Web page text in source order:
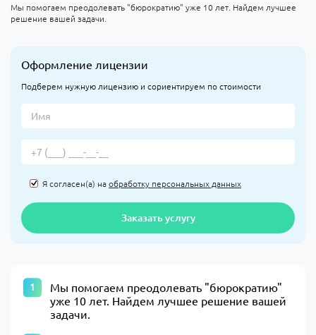
Мы помогаем преодолевать "бюрократию" уже 10 лет. Найдем лучшее
решение вашей задачи.
Оформление лицензии
Подберем нужную лицензию и сориентируем по стоимости
Я согласен(а) наобработку персональных данных
Заказать услугу
​Мы помогаем преодолевать "бюрократию"
уже 10 лет. Найдем лучшее решение вашей
задачи.​